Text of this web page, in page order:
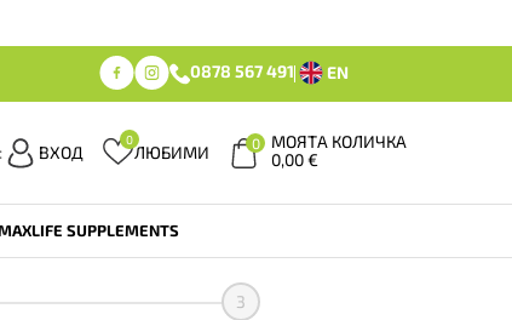
0878 567 491 EN
ВХОД
0
ЛЮБИМИ 0
МОЯТА КОЛИЧКА
0,00€
SUPPLEMENTS
3